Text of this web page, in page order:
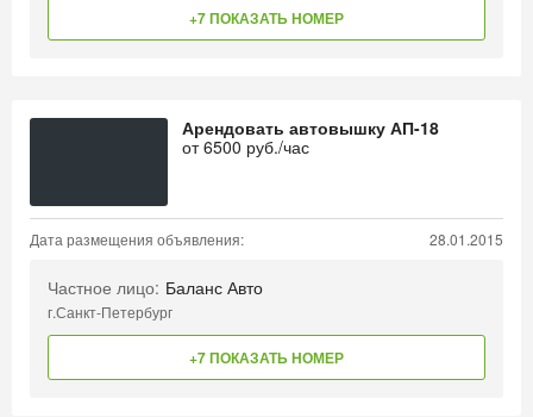
+7 ПОКАЗАТЬ НОМЕР
Арендовать автовышку АП-18
от6500 руб./час
Дата размещения объявления: 28.01.2015
Частное лицо: Баланс Авто
г.Санкт-Петербург
+7 ПОКАЗАТЬ НОМЕР